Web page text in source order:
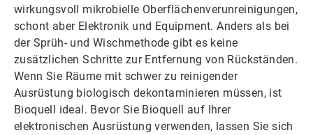
wirkungsvoll mikrobielle Oberflächenverunreinigungen,
schont aber Elektronik und Equipment. Anders als bei
der Sprüh- und Wischmethode gibt es keine
zusätzlichen Schritte zur Entfernung von Rückständen.
Wenn Sie Räume mit schwer zu reinigender
Ausrüstung biologisch dekontaminieren müssen, ist
Bioquell ideal. Bevor Sie Bioquell auf Ihrer
elektronischen Ausrüstung verwenden, lassen Sie sich